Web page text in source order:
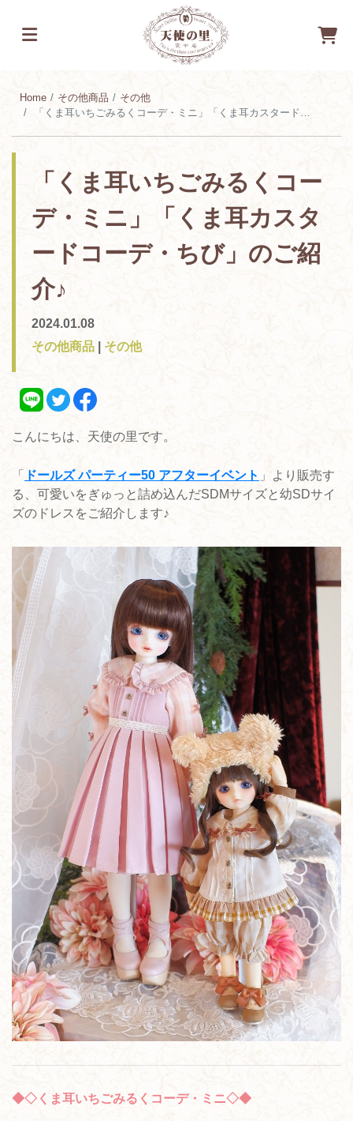
Home その他商品
その他
「くま耳いちごみるくコーデ・ミニ」「くま耳カスタードコーデ・ちび」のご紹介♪
「くま耳いちごみるくコー
デ・ミニ」「くま耳カスタ
ードコーデ・ちび」のご紹
介♪
2024.01.08
その他商品
その他
こんにちは、天使の里です。
「 ドールズ パーティー50 アフターイベント 」より販売す
る、可愛いをぎゅっと詰め込んだSDMサイズと幼SDサイ
ズのドレスをご紹介します♪
◆◇くま耳いちごみるくコーデ・ミニ◇◆